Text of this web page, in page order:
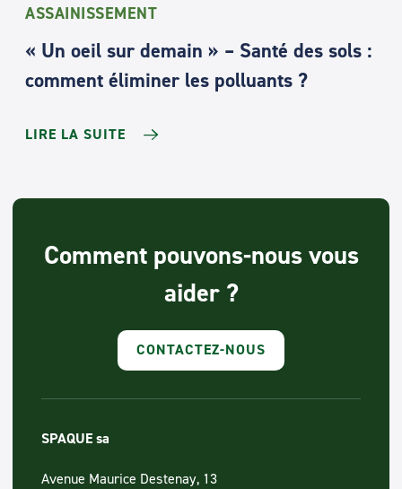
ASSAINISSEMENT
« Un oeil sur demain » – Santé des sols :
comment éliminer les polluants ?
LIRE LA SUITE
Comment pouvons-nous vous
aider ?
CONTACTEZ-NOUS
SPAQUE sa
Avenue Maurice Destenay, 13